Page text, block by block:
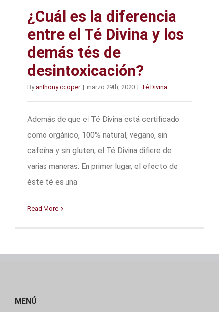
¿Cuál es la diferencia
entre el Té Divina y los
demás tés de
desintoxicación?
By anthony cooper | marzo 29th, 2020 | Té Divina
Además de que el Té Divina está certificado
como orgánico, 100% natural, vegano, sin
cafeína y sin gluten; el Té Divina difiere de
varias maneras. En primer lugar, el efecto de
éste té es una
Read More
MENÚ